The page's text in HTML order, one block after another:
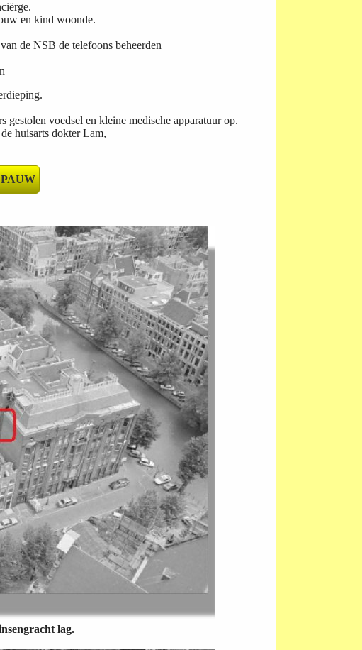
.
en kind woonde.
de NSB de telefoons beheerden
voedsel en kleine medische apparatuur op.
huisarts dokter Lam,
lag.